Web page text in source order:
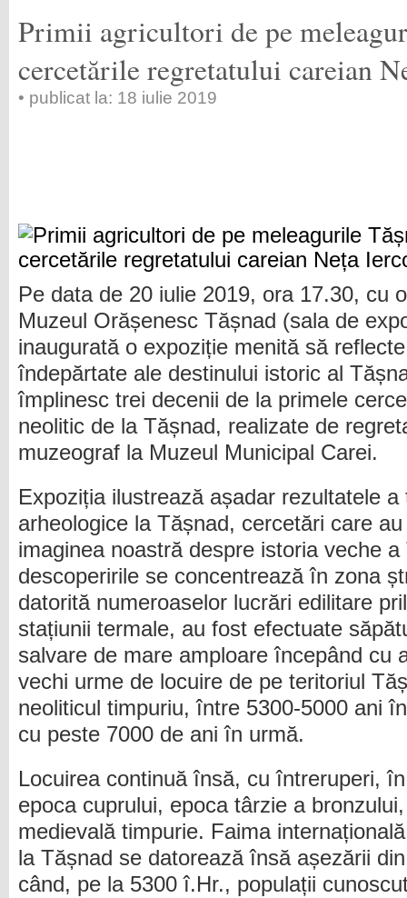
Primii agricultori de pe
cercetările regretatului careian
• publicat la: 18 iulie 2019
Pe data de 20 iulie 2019, ora 17.30, cu
Muzeul Orășenesc Tășnad (sala de
inaugurată o expoziție menită să
îndepărtate ale destinului istoric al
împlinesc trei decenii de la primele
neolitic de la Tășnad, realizate de
muzeograf la Muzeul Municipal Carei.
Expoziția ilustrează așadar rezultatele
arheologice la Tășnad, cercetări care
imaginea noastră despre istoria veche a
descoperirile se concentrează în zona
datorită numeroaselor lucrări edilitare
stațiunii termale, au fost efectuate
salvare de mare amploare începând cu
vechi urme de locuire de pe teritoriul
neoliticul timpuriu, între 5300-5000 ani
cu peste 7000 de ani în urmă.
Locuirea continuă însă, cu întreruperi,
epoca cuprului, epoca târzie a
medievală timpurie. Faima
la Tășnad se datorează însă așezării
când, pe la 5300 î.Hr., populații